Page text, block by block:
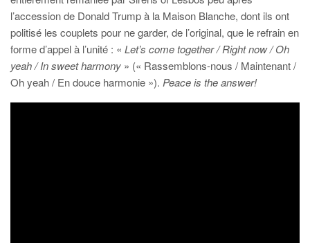
l’accession de Donald Trump à la Maison Blanche, dont ils ont
politisé les couplets pour ne garder, de l’original, que le refrain en
forme d’appel à l’unité : « Let’s come together / Right now / Oh
yeah / In sweet harmony » (« Rassemblons-nous / Maintenant /
Oh yeah / En douce harmonie »). Peace is the answer!